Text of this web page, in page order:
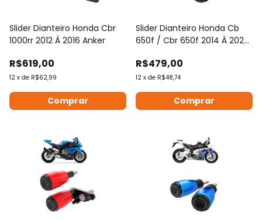
Slider Dianteiro Honda Cbr
1000rr 2012 À 2016 Anker
R$619,00
12 x de R$62,99
Comprar
Slider Dianteiro Honda Cb
650f / Cbr 650f 2014 À 2020
R$479,00
12 x de R$48,74
Comprar